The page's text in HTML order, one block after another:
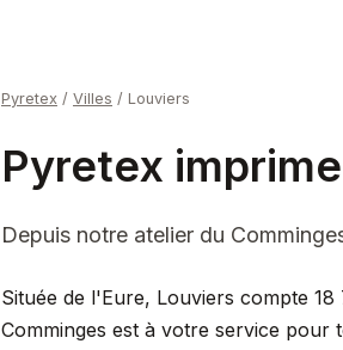
Pyretex / Villes / Louviers
Pyretex
Depuis notre atelier du
Située de l'Eure, Louviers compte
Comminges est à votre service pour